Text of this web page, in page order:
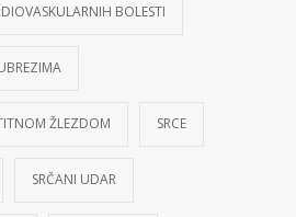
BOLESTI
ŽLEZDOM SRCE
SRČANI UDAR